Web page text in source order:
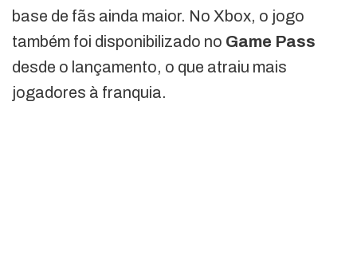
base de fãs ainda maior. No Xbox, o jogo
também foi disponibilizado no Game Pass
desde o lançamento, o que atraiu mais
jogadores à franquia.